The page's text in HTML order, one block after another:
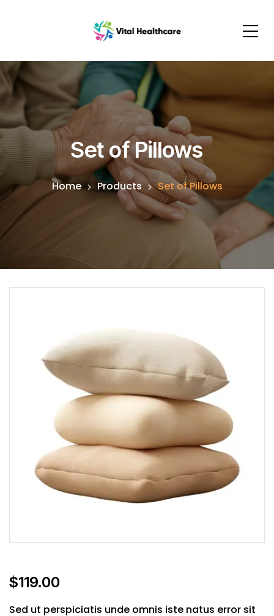
Set of Pillows
Home Products Set of Pillows
$119.00
Sed ut perspiciatis unde omnis iste natus error sit